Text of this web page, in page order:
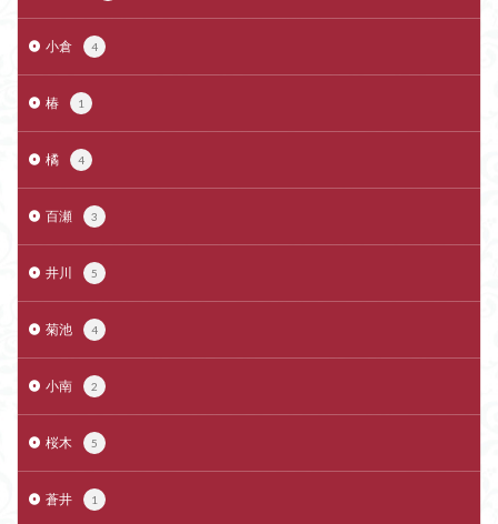
小倉 4
椿 1
橘 4
百瀬 3
井川 5
菊池 4
小南 2
桜木 5
蒼井 1